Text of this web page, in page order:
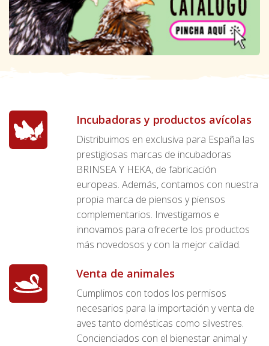
Incubadoras y productos avícolas
Distribuimos en exclusiva para España las
prestigiosas marcas de incubadoras
BRINSEA Y HEKA, de fabricación
europeas. Además, contamos con nuestra
propia marca de piensos y piensos
complementarios. Investigamos e
innovamos para ofrecerte los productos
más novedosos y con la mejor calidad.
Venta de animales
Cumplimos con todos los permisos
necesarios para la importación y venta de
aves tanto domésticas como silvestres.
Concienciados con el bienestar animal y